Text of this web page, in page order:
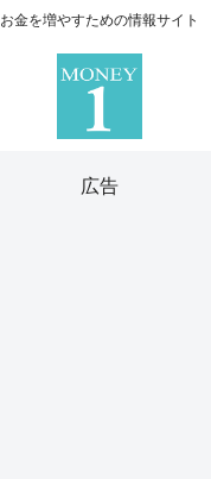
お金を増やすための情報サイト
広告